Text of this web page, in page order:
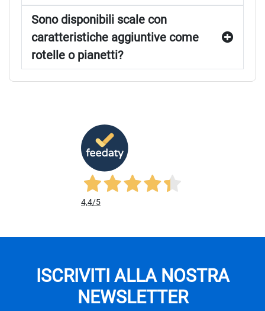
Sono disponibili scale con
caratteristiche aggiuntive come
rotelle o pianetti?
4,4/5
ISCRIVITI ALLA NOSTRA
NEWSLETTER